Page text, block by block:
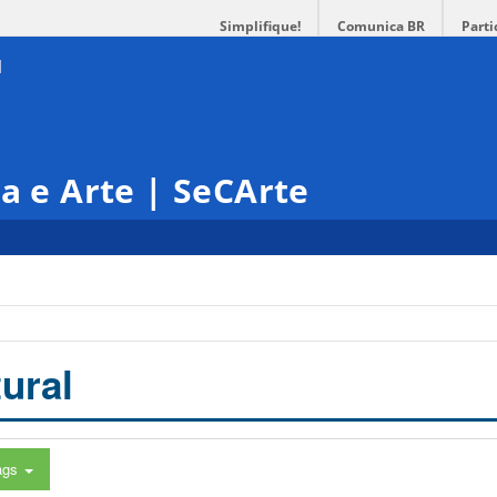
Simplifique! Comunica BR
e Arte | SeCArte